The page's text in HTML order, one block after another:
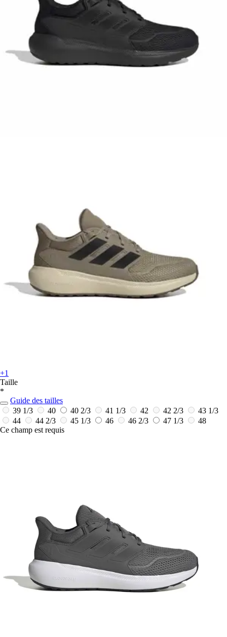
+1
Taille
*
Guide des tailles
39 1/3
40 40 2/3 41 1/3 42 42 2/3
43 1/3
44
44 2/3 45 1/3 46 46 2/3 47 1/3
48
Ce champ est requis